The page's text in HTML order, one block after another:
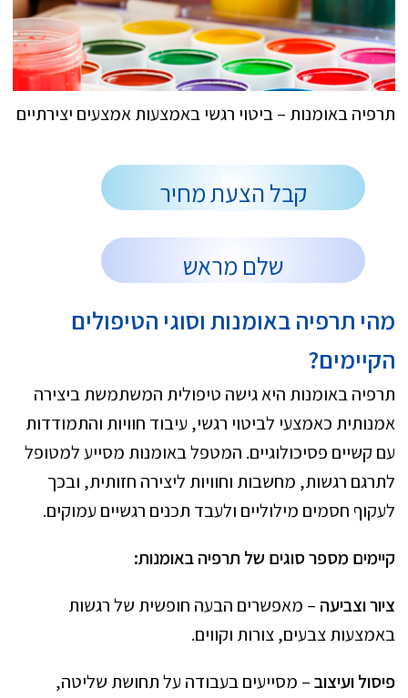
תרפיה באומנות – ביטוי רגשי באמצעות אמצעים יצירתיים
קבל הצעת מחיר
שלם מראש
מהי תרפיה באומנות וסוגי הטיפולים
הקיימים?
תרפיה באומנות היא גישה טיפולית המשתמשת ביצירה
אמנותית כאמצעי לביטוי רגשי, עיבוד חוויות והתמודדות
עם קשיים פסיכולוגיים. המטפל באומנות מסייע למטופל
לתרגם רגשות, מחשבות וחוויות ליצירה חזותית, ובכך
לעקוף חסמים מילוליים ולעבד תכנים רגשיים עמוקים.
קיימים מספר סוגים של תרפיה באומנות:
ציור וצביעה – מאפשרים הבעה חופשית של רגשות
באמצעות צבעים, צורות וקווים.
פיסול ועיצוב– מסייעים בעבודה על תחושת שליטה,